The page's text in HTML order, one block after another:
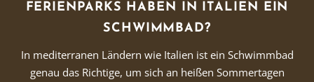
FERIENPARKS HABEN IN ITALIEN EIN
SCHWIMMBAD?
In mediterranen Ländern wie Italien ist ein Schwimmbad
genau das Richtige, um sich an heißen Sommertagen